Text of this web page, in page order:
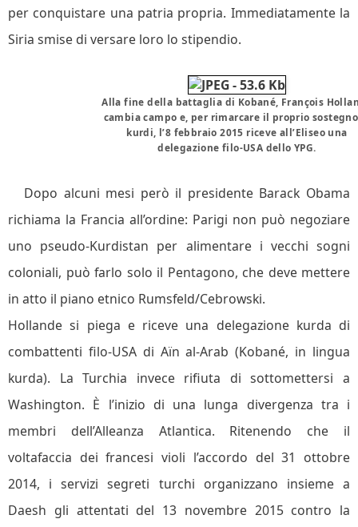
per conquistare una patria propria. Immediatamente la
Siria smise di versare loro lo stipendio.
Alla fine della battaglia di Kobané, François
cambia campo e, per rimarcare il proprio
kurdi, l’8 febbraio 2015 riceve all’Eliseo una
delegazione filo-USA dello YPG.
Dopo alcuni mesi però il presidente Barack Obama
richiama la Francia all’ordine: Parigi non può negoziare
uno pseudo-Kurdistan per alimentare i vecchi sogni
coloniali, può farlo solo il Pentagono, che deve mettere
in atto il piano etnico Rumsfeld/Cebrowski.
Hollande si piega e riceve una delegazione kurda di
combattenti filo-USA di Aïn al-Arab (Kobané, in lingua
kurda). La Turchia invece rifiuta di sottomettersi a
Washington. È l’inizio di una lunga divergenza tra i
membri dell’Alleanza Atlantica. Ritenendo che il
voltafaccia dei francesi violi l’accordo del 31 ottobre
2014, i servizi segreti turchi organizzano insieme a
Daesh gli attentati del 13 novembre 2015 contro la